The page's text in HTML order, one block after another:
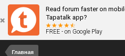
Read forum faster on
Tapatalk app?
FREE - on Google Play
Главная